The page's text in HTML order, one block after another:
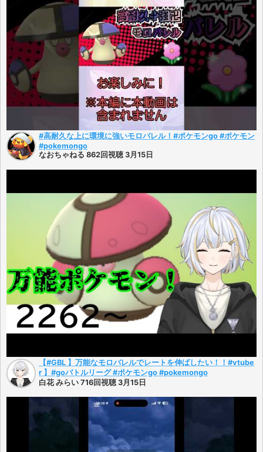
#高耐久な上に環境に強いモロバレル！#ポケモンgo #ポケモン
#pokemongo
なおちゃねる 862回視聴 3月15日
【#GBL 】万能なモロバレルでレートを伸ばしたい！！#vtube
r 】#goバトルリーグ #ポケモンgo #pokemongo
白花 みらい 716回視聴 3月15日